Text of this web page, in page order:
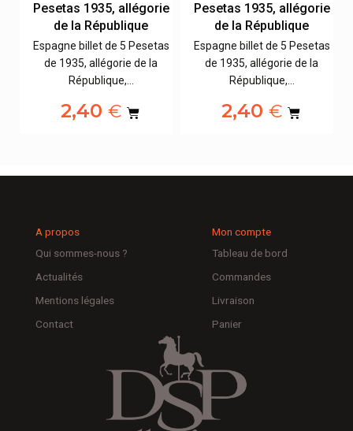
Pesetas 1935, allégorie
de la République
Espagne billet de 5 Pesetas
de 1935, allégorie de la
République,…
2,40 €
Pesetas 1935, allégorie
de la République
Espagne billet de 5 Pesetas
de 1935, allégorie de la
République,…
2,40 €
A propos
Qui sommes-nous ?
Actualités
Mentions légales
Contact
Mon compte
Tableau de bord
Commandes
Livraison
Panier